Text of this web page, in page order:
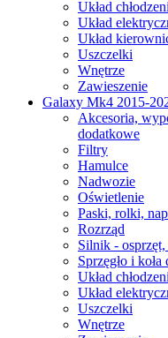
Układ
Układ
Układ
Uszczelki
Wnętrze
Zawieszenie
Galaxy Mk4 2015-
Akcesoria,
dodatkowe
Filtry
Hamulce
Nadwozie
Oświetlenie
Paski, rolki,
Rozrząd
Silnik -
Sprzęgło i
Układ
Układ
Uszczelki
Wnętrze